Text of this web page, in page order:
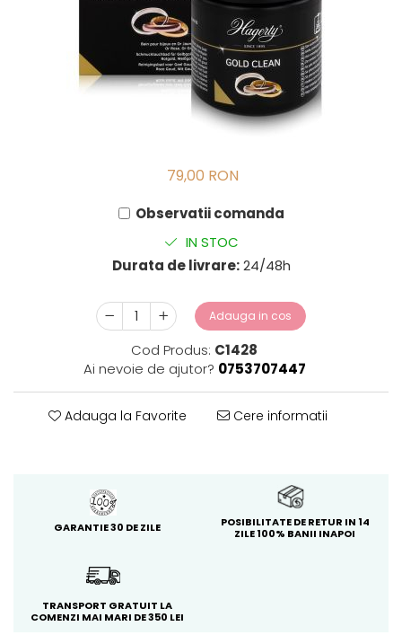
79,00 RON
Observatii comanda
IN STOC
Durata de livrare:24/48h
Adauga in cos
Cod Produs: C1428
Ai nevoie de ajutor? 0753707447
Adauga la Favorite Cere informatii
GARANTIE 30 DE ZILE
POSIBILITATE DE RETUR IN 14
ZILE 100% BANII INAPOI
TRANSPORT GRATUIT LA
COMENZI MAI MARI DE 350 LEI